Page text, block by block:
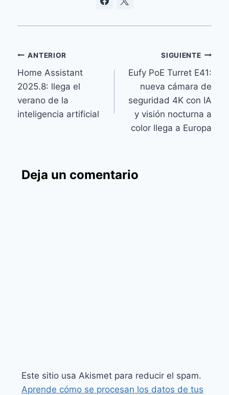
Navegación
de
entradas
ANTERIOR
Home Assistant
2025.8: llega el
verano de la
inteligencia artificial
SIGUIENTE
Eufy PoE Turret E41:
nueva cámara de
seguridad 4K con IA
y visión nocturna a
color llega a Europa
Deja un comentario
Este sitio usa Akismet para reducir el spam.
Aprende cómo se procesan los datos de tus